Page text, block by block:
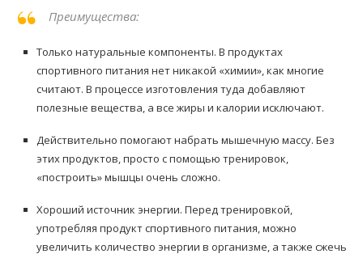
Преимущества:
Только натуральные компоненты. В продуктах
спортивного питания нет никакой «химии», как многие
считают. В процессе изготовления туда добавляют
полезные вещества, а все жиры и калории исключают.
Действительно помогают набрать мышечную массу. Без
этих продуктов, просто с помощью тренировок,
«построить» мышцы очень сложно.
Хороший источник энергии. Перед тренировкой,
употребляя продукт спортивного питания, можно
увеличить количество энергии в организме, а также сжечь